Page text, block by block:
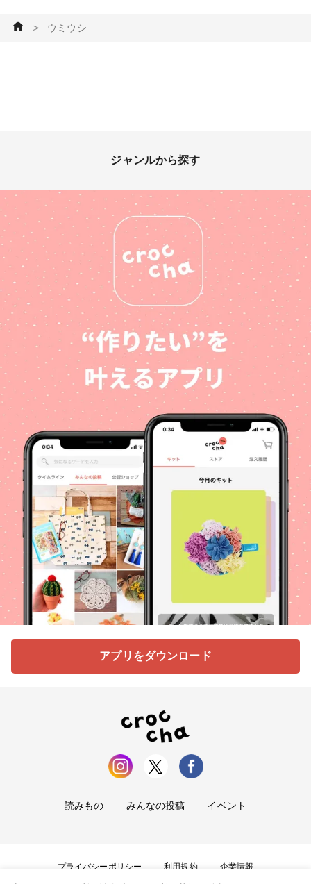
＞ ウミウシ
ジャンルから探す
アプリをダウンロード
読みもの みんなの投稿 イベント
プライバシーポリシー 利用規約 企業情報